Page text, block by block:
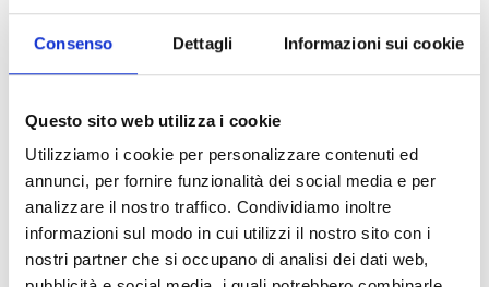
Consenso Dettagli Informazioni sui cookie
Questo sito web utilizza i cookie
Utilizziamo i cookie per personalizzare contenuti ed
annunci, per fornire funzionalità dei social media e per
analizzare il nostro traffico. Condividiamo inoltre
informazioni sul modo in cui utilizzi il nostro sito con i
nostri partner che si occupano di analisi dei dati web,
Ce produit est disponible dans les versions
suivantes
QDT900H
Détecteur périmétrique extérieur
à double technologie. Version
câblée, compatible avec
n’importe quelle centrale (même